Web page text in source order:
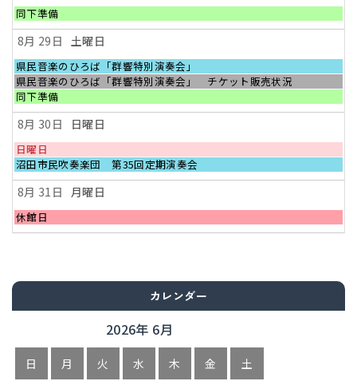
月
27th
2026
金
曜
日,
8
月
28th
2026
同下準備
土曜日
8月 29
土
曜
日,
8
月
29th
2026
県民音楽のひろば「群響特別演奏会」
土
曜
日,
8
月
29th
2026
県民音楽のひろば「群響特別演奏会」 チケット販売状況
土
曜
日,
8
月
29th
2026
同下準備
日曜日
8月 30
日
曜
日,
8
月
30th
2026
日曜日
日
曜
日,
8
月
30th
沼田市民吹奏楽団 第35回定期演奏会
月曜日
8月 31
月
曜
31st
休館日
カレンダー
2026年 6月
日 月 火 水 木 金 土